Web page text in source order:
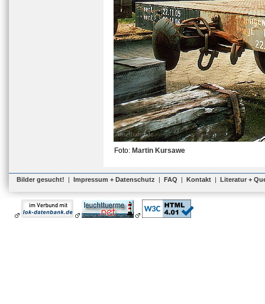
Foto: Martin Kursawe
Bilder gesucht! | Impressum + Datenschutz | FAQ | Kontakt | Literatur +